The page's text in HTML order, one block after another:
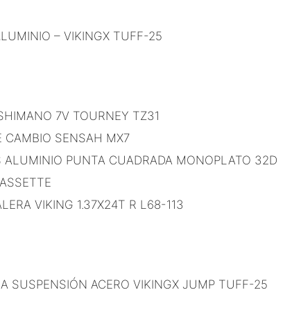
– VIKINGX TUFF-25
7V TOURNEY TZ31
CAMBIO SENSAH MX7
ALUMINIO PUNTA CUADRADA MONOPLATO 32D
VIKING 1.37X24T R L68-113
SUSPENSIÓN ACERO VIKINGX JUMP TUFF-25